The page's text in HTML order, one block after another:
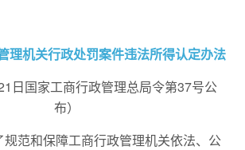
理机关行政处罚案件违法所得认定办法
日国家工商行政管理总局令第37号公
布）
范和保障工商行政管理机关依法、公